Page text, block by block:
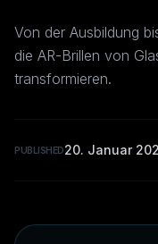
Von der Ausbildung
die AR-Brillen von
transformieren.
PUBLISHED20. Januar